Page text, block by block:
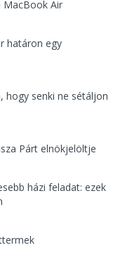
MacBook Air
határon egy
hogy senki ne sétáljon
Párt elnökjelöltje
házi feladat: ezek